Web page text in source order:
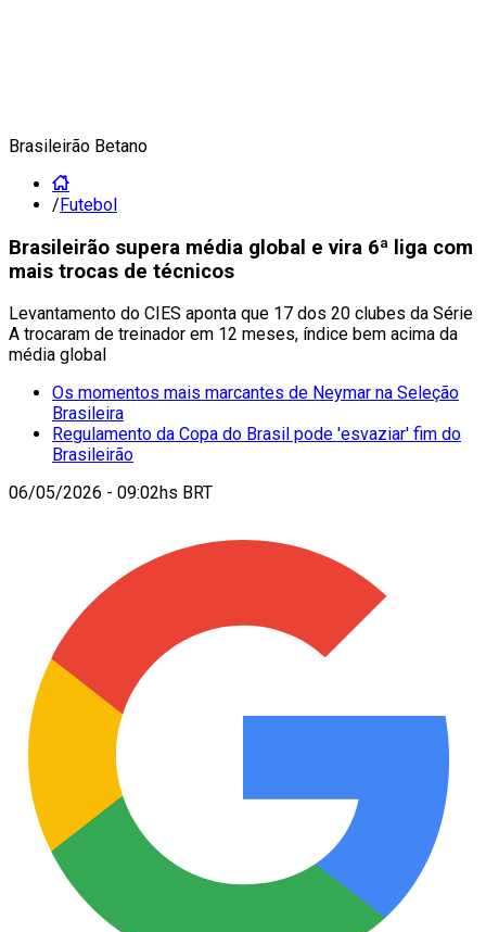
Brasileirão Betano
/Futebol
Brasileirão supera média global e vira 6ª liga com
mais trocas de técnicos
Levantamento do CIES aponta que 17 dos 20 clubes da Série
A trocaram de treinador em 12 meses, índice bem acima da
média global
Os momentos mais marcantes de Neymar na Seleção
Brasileira
Regulamento da Copa do Brasil pode 'esvaziar' fim do
Brasileirão
06/05/2026 - 09:02hs BRT